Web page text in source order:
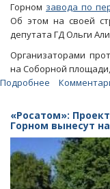
Горном завода по
Об этом на своей
депутата ГД Ольги
Организаторами
на Соборной
Подробнее
выйдут
на
митинг
против
опасного
завода
«Росатом»:
Горном вынесут